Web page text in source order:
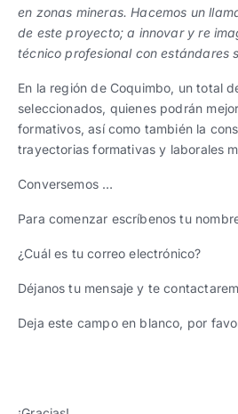
en zonas mineras. Hacemos un
de este proyecto; a innovar y re
técnico profesional con estándares
En la región de Coquimbo, un total
seleccionados, quienes podrán
formativos, así como también la
trayectorias formativas y laborales
Conversemos …
Para comenzar escríbenos tu
¿Cuál es tu correo electrónico?
Déjanos tu mensaje y te
Deja este campo en blanco, por